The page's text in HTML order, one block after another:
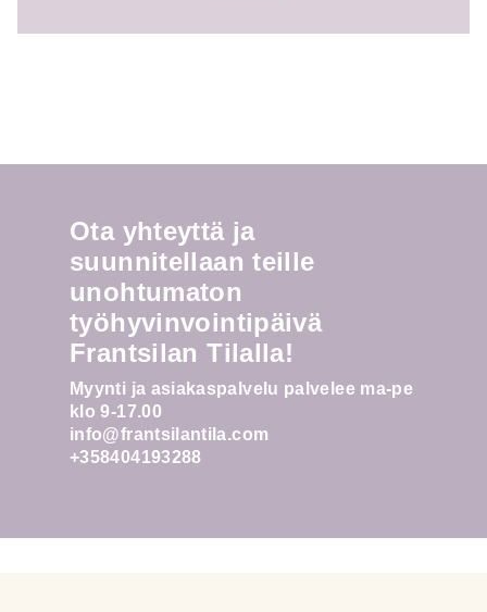
Ota yhteyttä ja
suunnitellaan teille
unohtumaton
työhyvinvointipäivä
Frantsilan Tilalla!
Myynti ja asiakaspalvelu palvelee ma-pe
klo 9-17.00
info@frantsilantila.com
+358404193288